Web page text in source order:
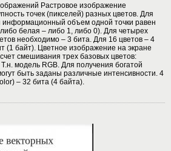
Растровое изображение
точек (пикселей) разных цветов. Для
информационный объем одной точки равен
белая – либо 1, либо 0). Для четырех
необходимо – 3 бита. Для 16 цветов – 4
(1 байт). Цветное изображение на экране
смешивания трех базовых цветов:
Т.н. модель RGB. Для получения богатой
быть заданы различные интенсивности. 4
– 32 бита (4 байта).